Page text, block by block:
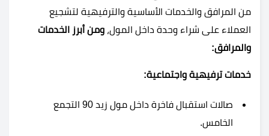
من المرافق والخدمات الأساسية والترفيهية لتشجيع
العملاء على شراء وحدة داخل المول، ومن أبرز الخدمات
والمرافق:
خدمات ترفيهية واجتماعية:
صالات استقبال فاخرة داخل مول زيد 90 التجمع
الخامس.